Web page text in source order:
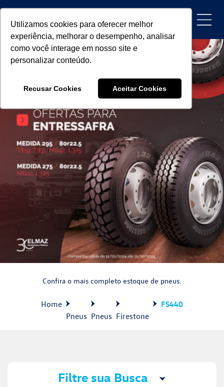
Utilizamos cookies para oferecer melhor
experiência, melhorar o desempenho, analisar
como você interage em nosso site e
personalizar conteúdo.
Recusar Cookies Aceitar Cookies
Confira o mais completo estoque de pneus.
Home
Pneus Pneus Firestone
FS440
Filtre sua Busca